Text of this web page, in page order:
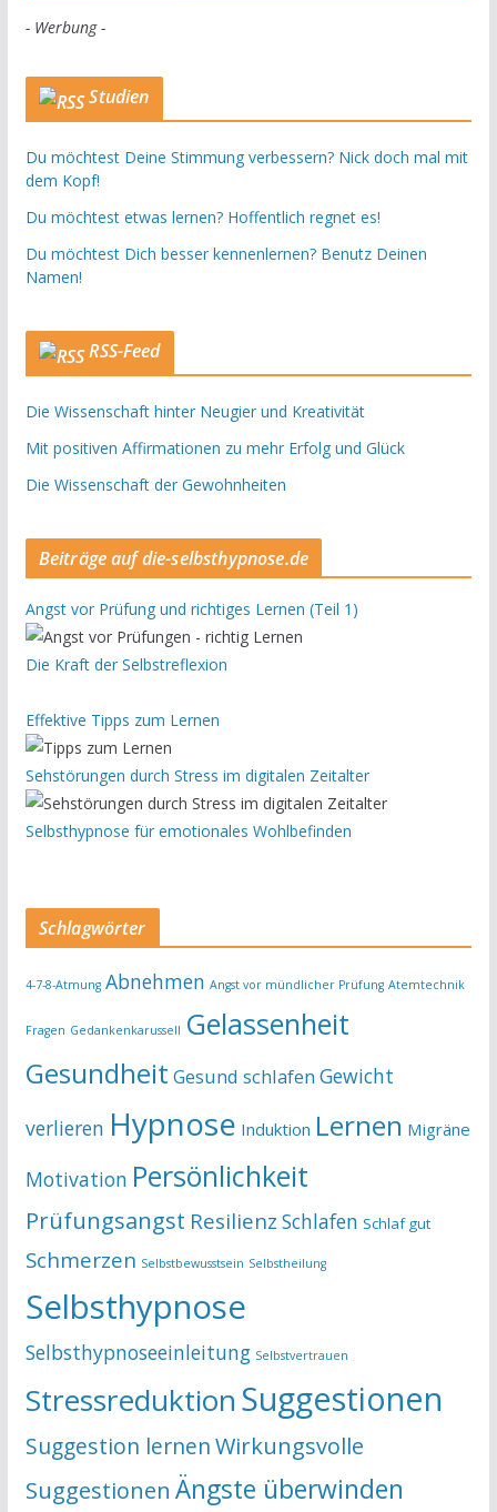
- Werbung -
Studien
Du möchtest Deine Stimmung verbessern? Nick doch mal mit
dem Kopf!
Du möchtest etwas lernen? Hoffentlich regnet es!
Du möchtest Dich besser kennenlernen? Benutz Deinen
Namen!
RSS-Feed
Die Wissenschaft hinter Neugier und Kreativität
Mit positiven Affirmationen zu mehr Erfolg und Glück
Die Wissenschaft der Gewohnheiten
Beiträge auf die-selbsthypnose.de
Angst vor Prüfung und richtiges Lernen (Teil 1)
Die Kraft der Selbstreflexion
Effektive Tipps zum Lernen
Sehstörungen durch Stress im digitalen Zeitalter
Selbsthypnose für emotionales Wohlbefinden
Schlagwörter
4-7-8-Atmung Abnehmen Angst vor mündlicher Prüfung Atemtechnik
Fragen Gedankenkarussell Gelassenheit
Gesundheit Gesund schlafen Gewicht
verlieren Hypnose Induktion Lernen Migräne
Motivation Persönlichkeit
Prüfungsangst Resilienz Schlafen Schlaf gut
Schmerzen Selbstbewusstsein Selbstheilung
Selbsthypnose
Selbsthypnoseeinleitung Selbstvertrauen
StressreduktionSuggestionen
Suggestion lernenWirkungsvolle
Suggestionen Ängste überwinden